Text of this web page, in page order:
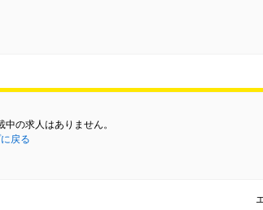
中の求人はありません。
戻る